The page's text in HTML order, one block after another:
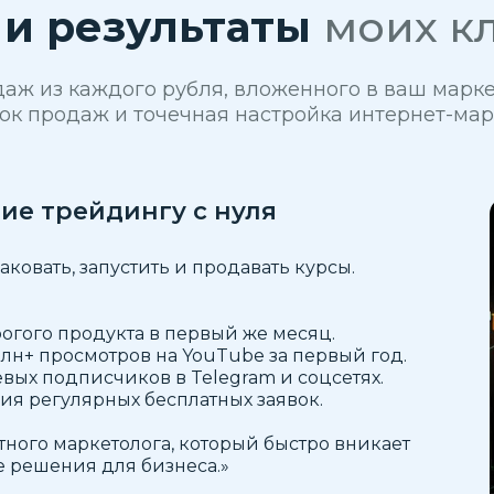
результаты моих
из каждого рубля, вложенного в ваш
продаж и точечная настройка интернет-
трейдингу с нуля
запустить и продавать курсы.
продукта в первый же месяц.
просмотров на YouTube за первый год.
подписчиков в Telegram и соцсетях.
регулярных бесплатных заявок.
маркетолога, который быстро вникает
решения для бизнеса.»